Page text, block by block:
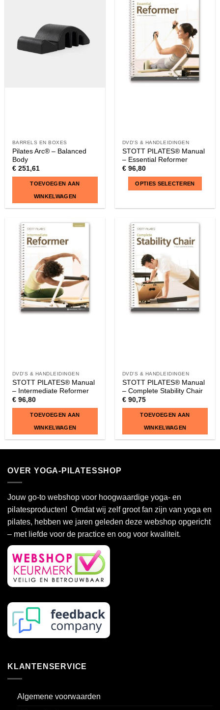
BARRELS EN BOXES
Pilates Arc® – Balanced
Body
€251,61
TOEVOEGEN AAN
WINKELWAGEN
DVD'S & HANDLEIDINGEN
STOTT PILATES® Manual
– Essential Reformer
€96,80
OPTIES SELECTEREN
product
heeft
meerdere
variaties.
Deze
optie
kan
gekozen
worden
DVD'S & HANDLEIDINGEN
STOTT PILATES® Manual
– Intermediate Reformer
€96,80
TOEVOEGEN AAN
WINKELWAGEN
DVD'S & HANDLEIDINGEN
STOTT PILATES® Manual
– Complete Stability Chair
€90,75
TOEVOEGEN AAN
WINKELWAGEN
OVER YOGA-PILATESSHOP
Jouw go-to webshop voor hoogwaardige yoga- en
pilatesproducten! Omdat wij zelf groot fan zijn van yoga en
pilates, hebben we jaren geleden deze webshop opgericht
– met liefde voor de practice en oog voor kwaliteit.
KLANTENSERVICE
Algemene voorwaarden